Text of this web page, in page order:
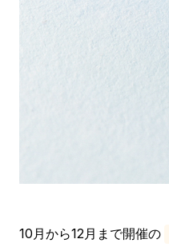
10月から12月まで開催の